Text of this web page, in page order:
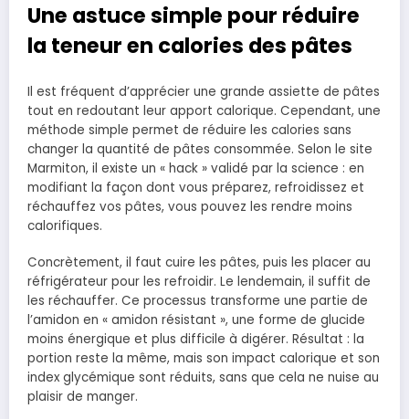
Une astuce simple pour réduire
la teneur en calories des pâtes
Il est fréquent d’apprécier une grande assiette de pâtes
tout en redoutant leur apport calorique. Cependant, une
méthode simple permet de réduire les calories sans
changer la quantité de pâtes consommée. Selon le site
Marmiton, il existe un « hack » validé par la science : en
modifiant la façon dont vous préparez, refroidissez et
réchauffez vos pâtes, vous pouvez les rendre moins
calorifiques.
Concrètement, il faut cuire les pâtes, puis les placer au
réfrigérateur pour les refroidir. Le lendemain, il suffit de
les réchauffer. Ce processus transforme une partie de
l’amidon en « amidon résistant », une forme de glucide
moins énergique et plus difficile à digérer. Résultat : la
portion reste la même, mais son impact calorique et son
index glycémique sont réduits, sans que cela ne nuise au
plaisir de manger.